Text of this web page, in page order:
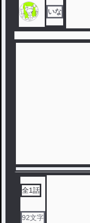
いな
全1話
92文字